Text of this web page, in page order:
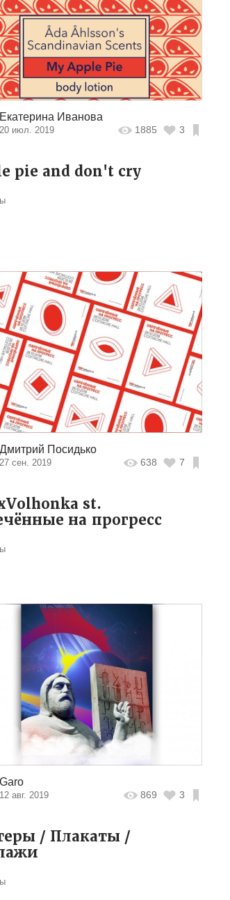
Екатерина Иванова
20 июл. 2019 1885 3
pie and don't cry
Дмитрий Посидько
27 сен. 2019 638 7
st.
на прогресс
Garo
12 авг. 2019 869 3
/ Плакаты /